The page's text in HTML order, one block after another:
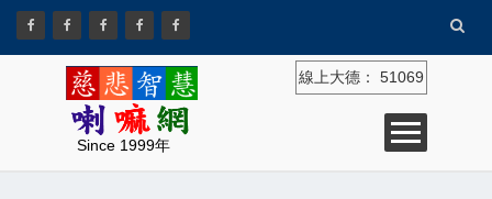
Since 1999年
線上大德： 51069